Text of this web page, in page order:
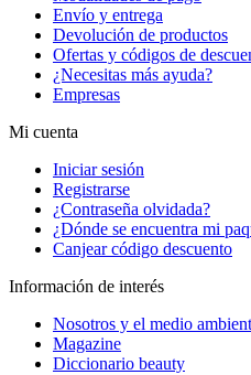
Envío y entrega
Devolución de productos
Ofertas y códigos de
¿Necesitas más ayuda?
Empresas
Mi cuenta
Iniciar sesión
Registrarse
¿Contraseña olvidada?
¿Dónde se encuentra mi
Canjear código descuento
Información de interés
Nosotros y el medio
Magazine
Diccionario beauty